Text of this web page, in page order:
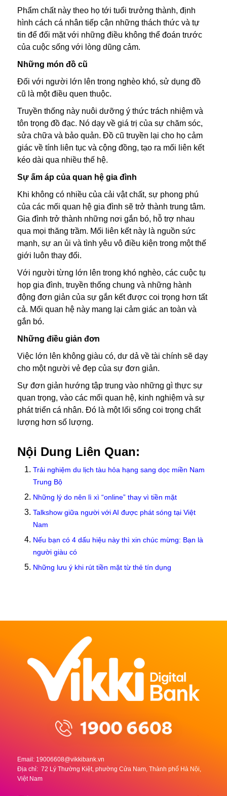
Phẩm chất này theo họ tới tuổi trưởng thành, định
hình cách cá nhân tiếp cận những thách thức và tự
tin để đối mặt với những điều không thể đoán trước
của cuộc sống với lòng dũng cảm.
Những món đồ cũ
Đối với người lớn lên trong nghèo khó, sử dụng đồ
cũ là một điều quen thuộc.
Truyền thống này nuôi dưỡng ý thức trách nhiệm và
tôn trọng đồ đạc. Nó dạy về giá trị của sự chăm sóc,
sửa chữa và bảo quản. Đồ cũ truyền lại cho họ cảm
giác về tính liên tục và cộng đồng, tạo ra mối liên kết
kéo dài qua nhiều thế hệ.
Sự ấm áp của quan hệ gia đình
Khi không có nhiều của cải vật chất, sự phong phú
của các mối quan hệ gia đình sẽ trở thành trung tâm.
Gia đình trở thành những nơi gắn bó, hỗ trợ nhau
qua mọi thăng trầm. Mối liên kết này là nguồn sức
mạnh, sự an ủi và tình yêu vô điều kiện trong một thế
giới luôn thay đổi.
Với người từng lớn lên trong khó nghèo, các cuộc tụ
họp gia đình, truyền thống chung và những hành
động đơn giản của sự gắn kết được coi trọng hơn tất
cả. Mối quan hệ này mang lại cảm giác an toàn và
gắn bó.
Những điều giản đơn
Việc lớn lên không giàu có, dư dả về tài chính sẽ dạy
cho một người vẻ đẹp của sự đơn giản.
Sự đơn giản hướng tập trung vào những gì thực sự
quan trọng, vào các mối quan hệ, kinh nghiệm và sự
phát triển cá nhân. Đó là một lối sống coi trọng chất
lượng hơn số lượng.
Nội Dung Liên Quan:
Trải nghiệm du lịch tàu hỏa hạng sang dọc miền Nam
Trung Bộ
Những lý do nên lì xì “online” thay vì tiền mặt
Talkshow giữa người với AI được phát sóng tại Việt
Nam
Nếu bạn có 4 dấu hiệu này thì xin chúc mừng: Bạn là
người giàu có
Những lưu ý khi rút tiền mặt từ thẻ tín dụng
Email: 19006608@vikkibank.vn
Địa chỉ: 72 Lý Thường Kiệt, phường Cửa Nam, Thành phố Hà Nội,
Việt Nam